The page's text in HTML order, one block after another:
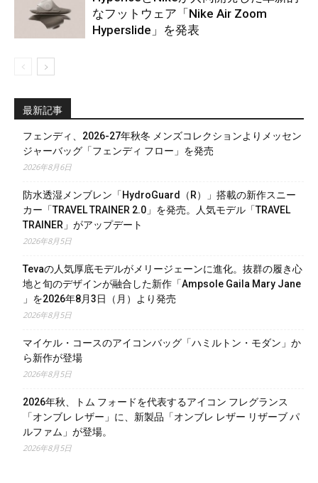
なフットウェア「Nike Air Zoom
Hyperslide」を発表
最新記事
フェンディ、2026-27年秋冬 メンズコレクションよりメッセン
ジャーバッグ「フェンディ フロー」を発売
2026年8月6日
防水透湿メンブレン「HydroGuard（R）」搭載の新作スニー
カー「TRAVEL TRAINER 2.0」を発売。人気モデル「TRAVEL
TRAINER」がアップデート
2026年8月5日
Tevaの人気厚底モデルがメリージェーンに進化。抜群の履き心
地と旬のデザインが融合した新作「Ampsole Gaila Mary Jane
」を2026年8月3日（月）より発売
2026年8月5日
マイケル・コースのアイコンバッグ「ハミルトン・モダン」か
ら新作が登場
2026年8月5日
2026年秋、トム フォードを代表するアイコン フレグランス
「オンブレ レザー」に、新製品「オンブレ レザー リザーブ パ
ルファム」が登場。
2026年8月5日